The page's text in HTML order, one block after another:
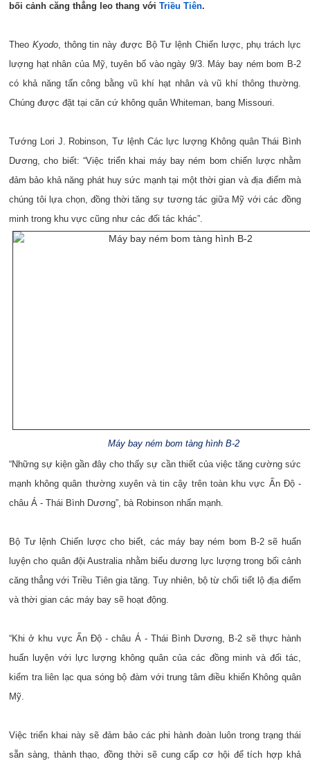
bối cảnh căng thẳng leo thang với Triều Tiên.
Theo Kyodo, thông tin này được Bộ Tư lệnh Chiến lược, phụ trách lực
lượng hạt nhân của Mỹ, tuyên bố vào ngày 9/3. Máy bay ném bom B-2
có khả năng tấn công bằng vũ khí hạt nhân và vũ khí thông thường.
Chúng được đặt tại căn cứ không quân Whiteman, bang Missouri.
Tướng Lori J. Robinson, Tư lệnh Các lực lượng Không quân Thái Bình
Dương, cho biết: “Việc triển khai máy bay ném bom chiến lược nhằm
đảm bảo khả năng phát huy sức mạnh tại một thời gian và địa điểm mà
chúng tôi lựa chọn, đồng thời tăng sự tương tác giữa Mỹ với các đồng
minh trong khu vực cũng như các đối tác khác”.
Máy bay ném bom tàng hình B-2
“Những sự kiện gần đây cho thấy sự cần thiết của việc tăng cường sức
mạnh không quân thường xuyên và tin cậy trên toàn khu vực Ấn Độ -
châu Á - Thái Bình Dương”, bà Robinson nhấn mạnh.
Bộ Tư lệnh Chiến lược cho biết, các máy bay ném bom B-2 sẽ huấn
luyện cho quân đội Australia nhằm biểu dương lực lượng trong bối cảnh
căng thẳng với Triều Tiên gia tăng. Tuy nhiên, bộ từ chối tiết lộ địa điểm
và thời gian các máy bay sẽ hoạt động.
“Khi ở khu vực Ấn Độ - châu Á - Thái Bình Dương, B-2 sẽ thực hành
huấn luyện với lực lượng không quân của các đồng minh và đối tác,
kiểm tra liên lạc qua sóng bộ đàm với trung tâm điều khiển Không quân
Mỹ.
Việc triển khai này sẽ đảm bảo các phi hành đoàn luôn trong trạng thái
sẵn sàng, thành thạo, đồng thời sẽ cung cấp cơ hội để tích hợp khả